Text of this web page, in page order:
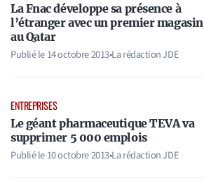
La Fnac développe sa présence à
l’étranger avec un premier magasin
au Qatar
Publié le14 octobre 2013•La rédaction JDE
ENTREPRISES
Le géant pharmaceutique TEVA va
supprimer 5 000 emplois
Publié le10 octobre 2013•La rédaction JDE